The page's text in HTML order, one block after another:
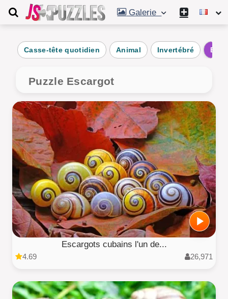
Galerie
Casse-tête quotidien Animal Invertébré
Puzzle Escargot
Escargots cubains l'un de...
4.69 26,971